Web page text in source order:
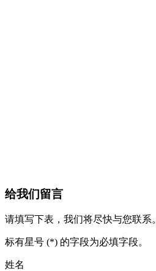
给我们留言
请填写下表，我们将尽快与您联系。
标有星号 (*) 的字段为必填字段。
姓名